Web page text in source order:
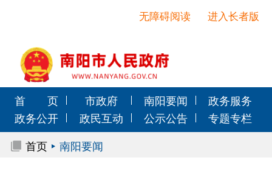
进入长者版
无障碍阅读
首 页 市政府 南阳要闻
政务服务
政务公开
政民互动 公示公告
专题专栏
首页
南阳要闻